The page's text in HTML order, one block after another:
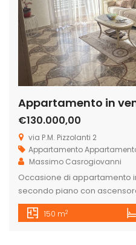
€130.000,00
via P.M. Pizzolanti 2
Appartamento
Massimo Casrogiovanni
Occasione di appartamento
secondo piano con
ingresso, cucina-soggiorno
aperture, n. 4 camere da
150 m2